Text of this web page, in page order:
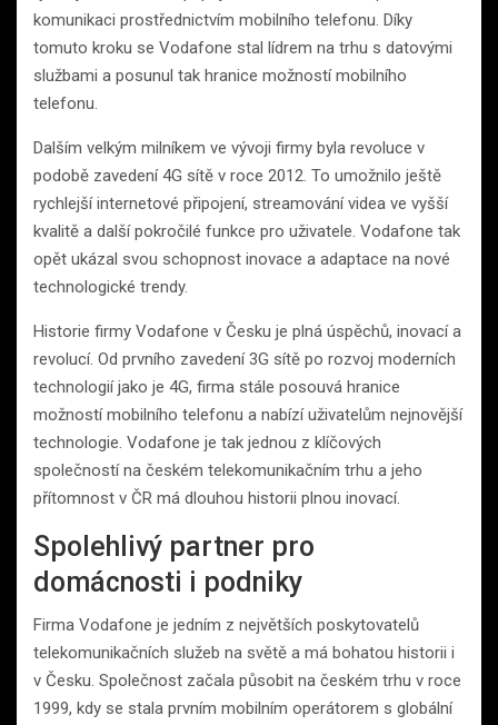
komunikaci prostřednictvím mobilního telefonu. Díky
tomuto kroku se Vodafone stal lídrem na trhu s datovými
službami a posunul tak hranice možností mobilního
telefonu.
Dalším velkým milníkem ve vývoji firmy byla revoluce v
podobě zavedení 4G sítě v roce 2012. To umožnilo ještě
rychlejší internetové připojení, streamování videa ve vyšší
kvalitě a další pokročilé funkce pro uživatele. Vodafone tak
opět ukázal svou schopnost inovace a adaptace na nové
technologické trendy.
Historie firmy Vodafone v Česku je plná úspěchů, inovací a
revolucí. Od prvního zavedení 3G sítě po rozvoj moderních
technologií jako je 4G, firma stále posouvá hranice
možností mobilního telefonu a nabízí uživatelům nejnovější
technologie. Vodafone je tak jednou z klíčových
společností na českém telekomunikačním trhu a jeho
přítomnost v ČR má dlouhou historii plnou inovací.
Spolehlivý partner pro
domácnosti i podniky
Firma Vodafone je jedním z největších poskytovatelů
telekomunikačních služeb na světě a má bohatou historii i
v Česku. Společnost začala působit na českém trhu v roce
1999, kdy se stala prvním mobilním operátorem s globální